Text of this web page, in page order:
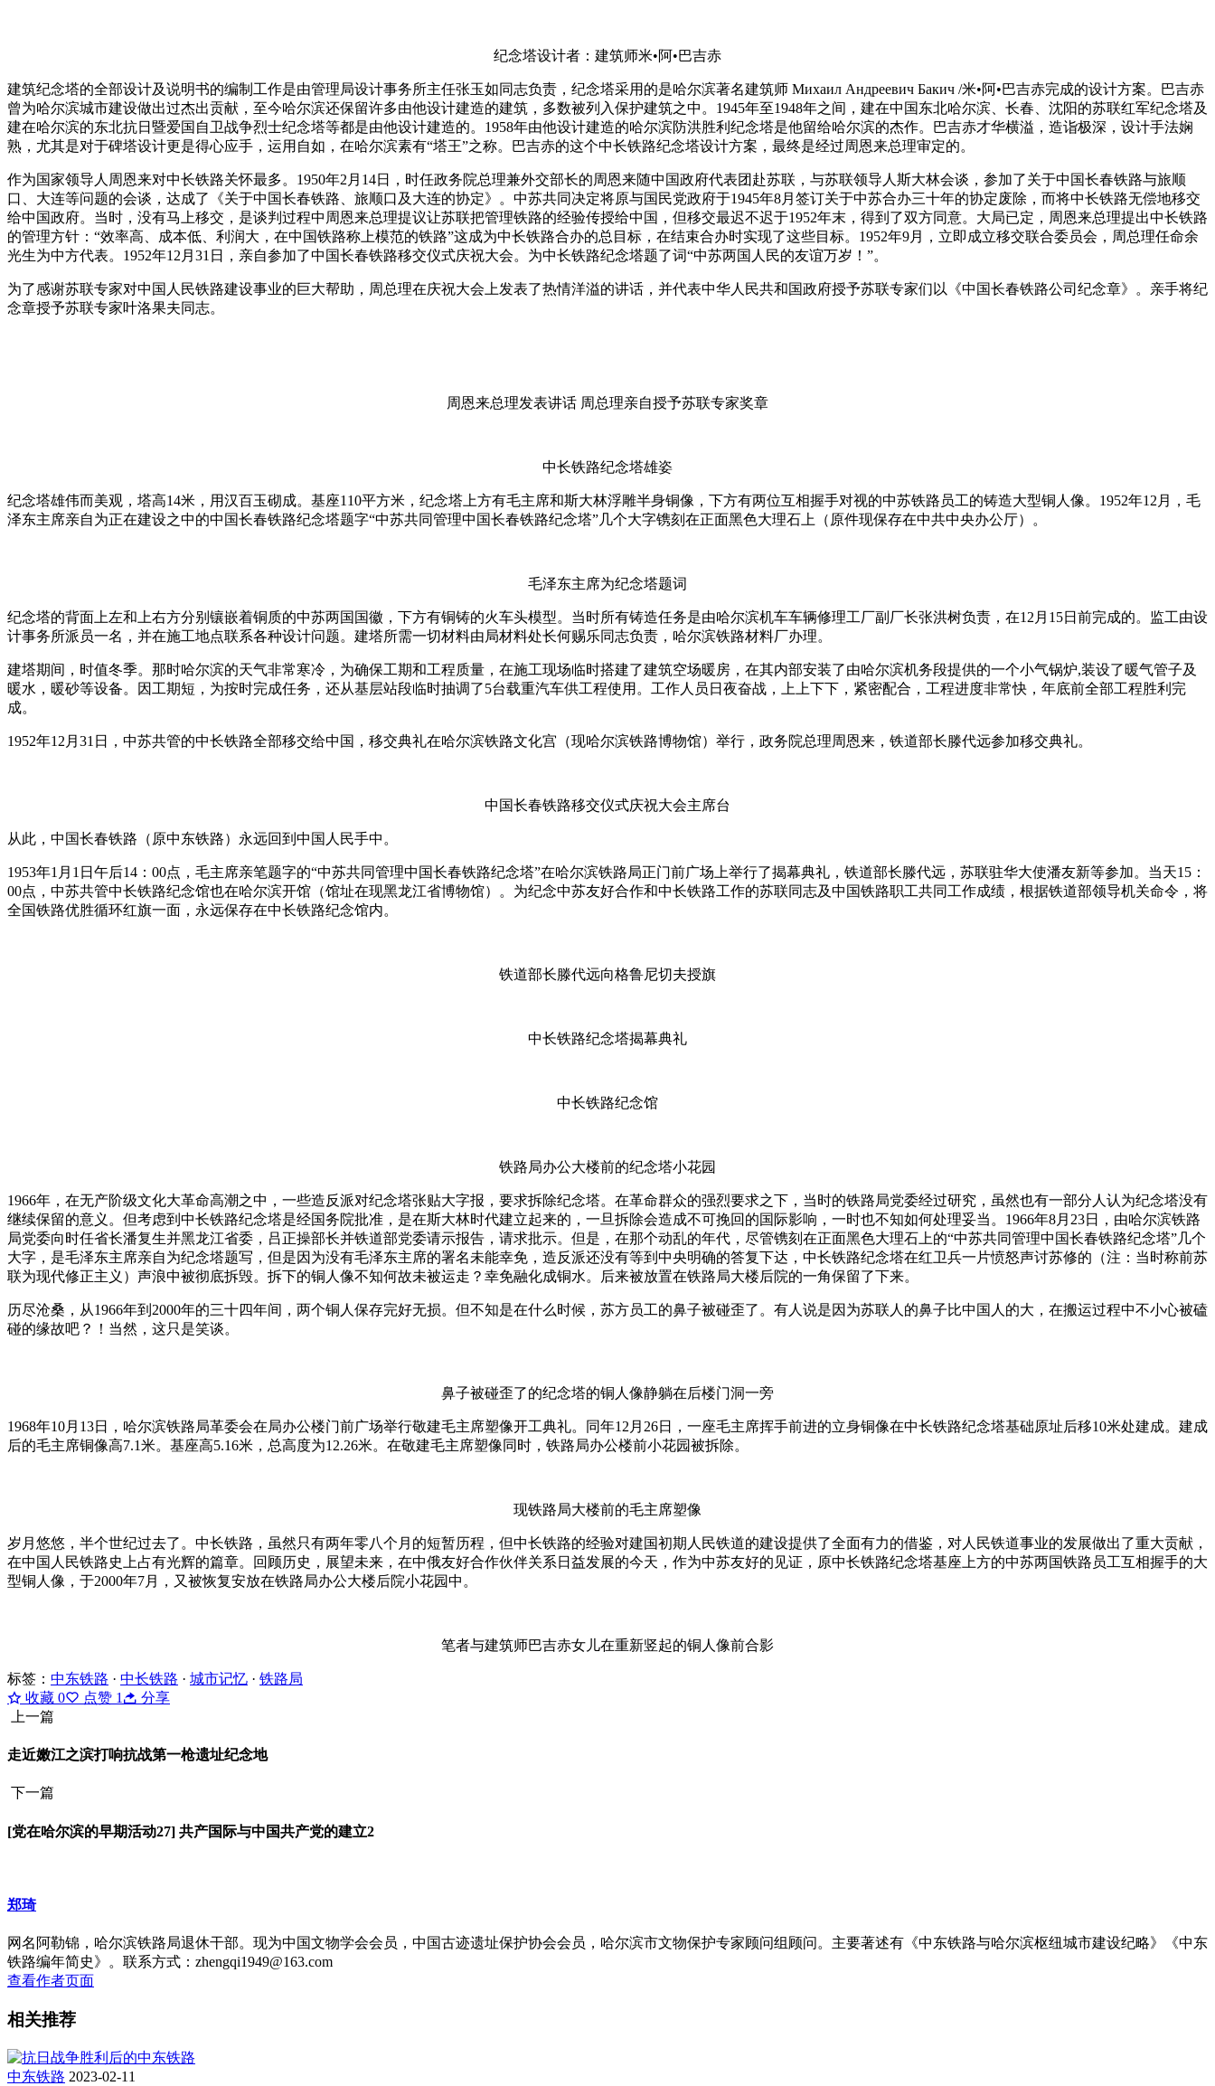
纪念塔设计者：建筑师米•阿•巴吉赤
建筑纪念塔的全部设计及说明书的编制工作是由管理局设计事务所主任张玉如同志负责，纪念塔采用的是哈尔滨著名建筑师 Михаил Андреевич Бакич /米•阿•巴吉赤完成的设计方案。巴吉赤
曾为哈尔滨城市建设做出过杰出贡献，至今哈尔滨还保留许多由他设计建造的建筑，多数被列入保护建筑之中。1945年至1948年之间，建在中国东北哈尔滨、长春、沈阳的苏联红军纪念塔及
建在哈尔滨的东北抗日暨爱国自卫战争烈士纪念塔等都是由他设计建造的。1958年由他设计建造的哈尔滨防洪胜利纪念塔是他留给哈尔滨的杰作。巴吉赤才华横溢，造诣极深，设计手法娴
熟，尤其是对于碑塔设计更是得心应手，运用自如，在哈尔滨素有“塔王”之称。巴吉赤的这个中长铁路纪念塔设计方案，最终是经过周恩来总理审定的。
作为国家领导人周恩来对中长铁路关怀最多。1950年2月14日，时任政务院总理兼外交部长的周恩来随中国政府代表团赴苏联，与苏联领导人斯大林会谈，参加了关于中国长春铁路与旅顺
口、大连等问题的会谈，达成了《关于中国长春铁路、旅顺口及大连的协定》。中苏共同决定将原与国民党政府于1945年8月签订关于中苏合办三十年的协定废除，而将中长铁路无偿地移交
给中国政府。当时，没有马上移交，是谈判过程中周恩来总理提议让苏联把管理铁路的经验传授给中国，但移交最迟不迟于1952年末，得到了双方同意。大局已定，周恩来总理提出中长铁路
的管理方针：“效率高、成本低、利润大，在中国铁路称上模范的铁路”这成为中长铁路合办的总目标，在结束合办时实现了这些目标。1952年9月，立即成立移交联合委员会，周总理任命余
光生为中方代表。1952年12月31日，亲自参加了中国长春铁路移交仪式庆祝大会。为中长铁路纪念塔题了词“中苏两国人民的友谊万岁！”。
为了感谢苏联专家对中国人民铁路建设事业的巨大帮助，周总理在庆祝大会上发表了热情洋溢的讲话，并代表中华人民共和国政府授予苏联专家们以《中国长春铁路公司纪念章》。亲手将纪
念章授予苏联专家叶洛果夫同志。
周恩来总理发表讲话 周总理亲自授予苏联专家奖章
中长铁路纪念塔雄姿
纪念塔雄伟而美观，塔高14米，用汉百玉砌成。基座110平方米，纪念塔上方有毛主席和斯大林浮雕半身铜像，下方有两位互相握手对视的中苏铁路员工的铸造大型铜人像。1952年12月，毛
泽东主席亲自为正在建设之中的中国长春铁路纪念塔题字“中苏共同管理中国长春铁路纪念塔”几个大字镌刻在正面黑色大理石上（原件现保存在中共中央办公厅）。
毛泽东主席为纪念塔题词
纪念塔的背面上左和上右方分别镶嵌着铜质的中苏两国国徽，下方有铜铸的火车头模型。当时所有铸造任务是由哈尔滨机车车辆修理工厂副厂长张洪树负责，在12月15日前完成的。监工由设
计事务所派员一名，并在施工地点联系各种设计问题。建塔所需一切材料由局材料处长何赐乐同志负责，哈尔滨铁路材料厂办理。
建塔期间，时值冬季。那时哈尔滨的天气非常寒冷，为确保工期和工程质量，在施工现场临时搭建了建筑空场暖房，在其内部安装了由哈尔滨机务段提供的一个小气锅炉,装设了暖气管子及
暖水，暖砂等设备。因工期短，为按时完成任务，还从基层站段临时抽调了5台载重汽车供工程使用。工作人员日夜奋战，上上下下，紧密配合，工程进度非常快，年底前全部工程胜利完
成。
1952年12月31日，中苏共管的中长铁路全部移交给中国，移交典礼在哈尔滨铁路文化宫（现哈尔滨铁路博物馆）举行，政务院总理周恩来，铁道部长滕代远参加移交典礼。
中国长春铁路移交仪式庆祝大会主席台
从此，中国长春铁路（原中东铁路）永远回到中国人民手中。
1953年1月1日午后14：00点，毛主席亲笔题字的“中苏共同管理中国长春铁路纪念塔”在哈尔滨铁路局正门前广场上举行了揭幕典礼，铁道部长滕代远，苏联驻华大使潘友新等参加。当天15：
00点，中苏共管中长铁路纪念馆也在哈尔滨开馆（馆址在现黑龙江省博物馆）。为纪念中苏友好合作和中长铁路工作的苏联同志及中国铁路职工共同工作成绩，根据铁道部领导机关命令，将
全国铁路优胜循环红旗一面，永远保存在中长铁路纪念馆内。
铁道部长滕代远向格鲁尼切夫授旗
中长铁路纪念塔揭幕典礼
中长铁路纪念馆
铁路局办公大楼前的纪念塔小花园
1966年，在无产阶级文化大革命高潮之中，一些造反派对纪念塔张贴大字报，要求拆除纪念塔。在革命群众的强烈要求之下，当时的铁路局党委经过研究，虽然也有一部分人认为纪念塔没有
继续保留的意义。但考虑到中长铁路纪念塔是经国务院批准，是在斯大林时代建立起来的，一旦拆除会造成不可挽回的国际影响，一时也不知如何处理妥当。1966年8月23日，由哈尔滨铁路
局党委向时任省长潘复生并黑龙江省委，吕正操部长并铁道部党委请示报告，请求批示。但是，在那个动乱的年代，尽管镌刻在正面黑色大理石上的“中苏共同管理中国长春铁路纪念塔”几个
大字，是毛泽东主席亲自为纪念塔题写，但是因为没有毛泽东主席的署名未能幸免，造反派还没有等到中央明确的答复下达，中长铁路纪念塔在红卫兵一片愤怒声讨苏修的（注：当时称前苏
联为现代修正主义）声浪中被彻底拆毁。拆下的铜人像不知何故未被运走？幸免融化成铜水。后来被放置在铁路局大楼后院的一角保留了下来。
历尽沧桑，从1966年到2000年的三十四年间，两个铜人保存完好无损。但不知是在什么时候，苏方员工的鼻子被碰歪了。有人说是因为苏联人的鼻子比中国人的大，在搬运过程中不小心被磕
碰的缘故吧？！当然，这只是笑谈。
鼻子被碰歪了的纪念塔的铜人像静躺在后楼门洞一旁
1968年10月13日，哈尔滨铁路局革委会在局办公楼门前广场举行敬建毛主席塑像开工典礼。同年12月26日，一座毛主席挥手前进的立身铜像在中长铁路纪念塔基础原址后移10米处建成。建成
后的毛主席铜像高7.1米。基座高5.16米，总高度为12.26米。在敬建毛主席塑像同时，铁路局办公楼前小花园被拆除。
现铁路局大楼前的毛主席塑像
岁月悠悠，半个世纪过去了。中长铁路，虽然只有两年零八个月的短暂历程，但中长铁路的经验对建国初期人民铁道的建设提供了全面有力的借鉴，对人民铁道事业的发展做出了重大贡献，
在中国人民铁路史上占有光辉的篇章。回顾历史，展望未来，在中俄友好合作伙伴关系日益发展的今天，作为中苏友好的见证，原中长铁路纪念塔基座上方的中苏两国铁路员工互相握手的大
型铜人像，于2000年7月，又被恢复安放在铁路局办公大楼后院小花园中。
笔者与建筑师巴吉赤女儿在重新竖起的铜人像前合影
标签： 中东铁路 · 中长铁路 · 城市记忆 · 铁路局
收藏 0 点赞 1
分享
上一篇
走近嫩江之滨打响抗战第一枪遗址纪念地
下一篇
[党在哈尔滨的早期活动27] 共产国际与中国共产党的建立2
郑琦
网名阿勒锦，哈尔滨铁路局退休干部。现为中国文物学会会员，中国古迹遗址保护协会会员，哈尔滨市文物保护专家顾问组顾问。主要著述有《中东铁路与哈尔滨枢纽城市建设纪略》《中东
铁路编年简史》。联系方式：zhengqi1949@163.com
查看作者页面
相关推荐
中东铁路 2023-02-11